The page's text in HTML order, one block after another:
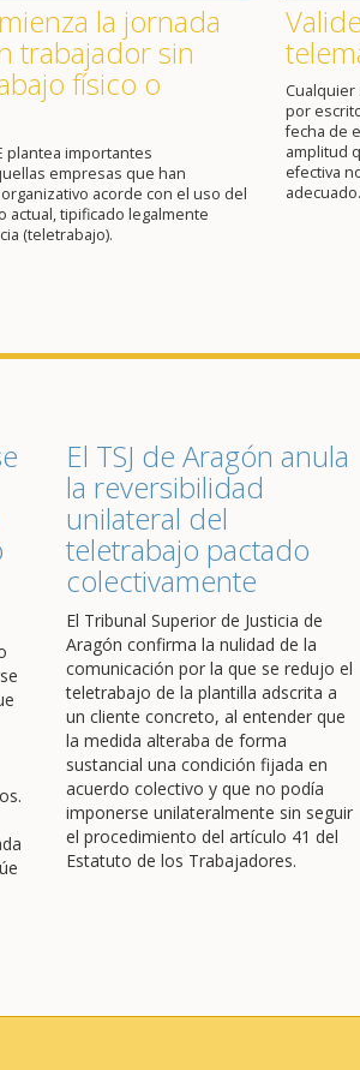
la jornada
trabajador sin
físico o
plantea importantes
empresas que han
acorde con el uso del
actual, tipificado legalmente
(teletrabajo).
por
fecha de
amplitud
efectiva
adecuado.
El TSJ de Aragón anula
la reversibilidad
unilateral del
teletrabajo pactado
colectivamente
El Tribunal Superior de Justicia de
Aragón confirma la nulidad de la
comunicación por la que se redujo el
teletrabajo de la plantilla adscrita a
un cliente concreto, al entender que
la medida alteraba de forma
sustancial una condición fijada en
acuerdo colectivo y que no podía
imponerse unilateralmente sin seguir
el procedimiento del artículo 41 del
Estatuto de los Trabajadores.